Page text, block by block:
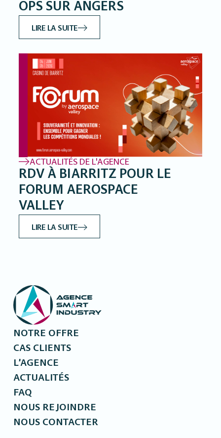
OPS SUR ANGERS
LIRE LA SUITE
ACTUALITÉS DE L'AGENCE
RDV À BIARRITZ POUR LE
FORUM AEROSPACE
VALLEY
LIRE LA SUITE
NOTRE OFFRE
CAS CLIENTS
L’AGENCE
ACTUALITÉS
FAQ
NOUS REJOINDRE
NOUS CONTACTER